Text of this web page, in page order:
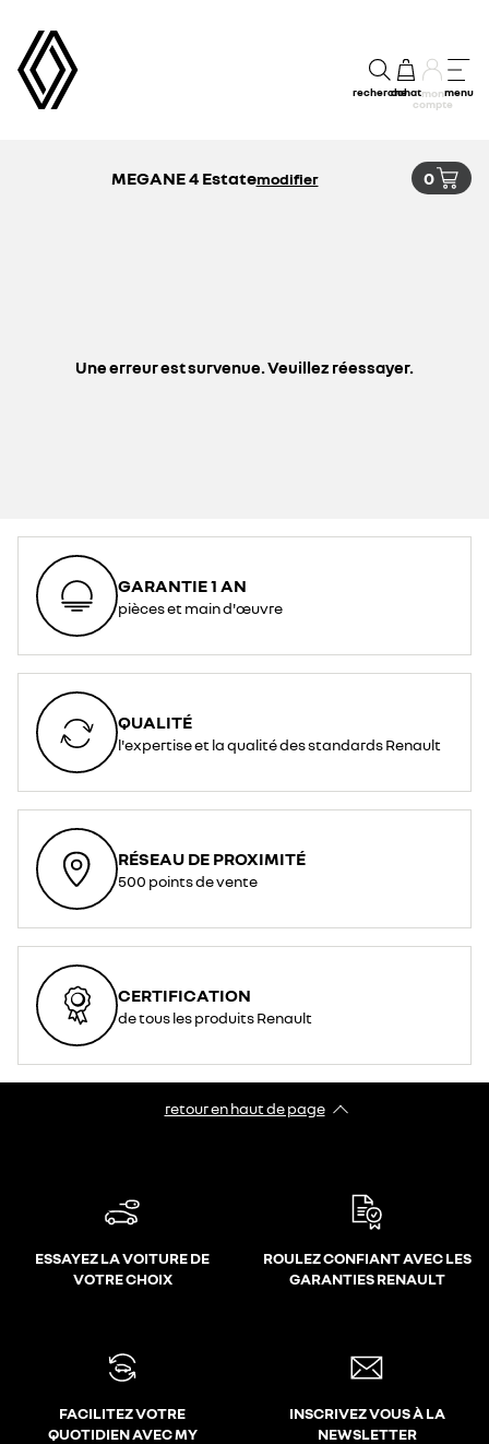
rechercheachatmon
compte
menu
MEGANE 4 Estatemodifier 0
Une erreur est survenue. Veuillez réessayer.
GARANTIE 1 AN
pièces et main d'œuvre
QUALITÉ
l'expertise et la qualité des standards Renault
RÉSEAU DE PROXIMITÉ
500 points de vente
CERTIFICATION
de tous les produits Renault
retour en haut de page​
ESSAYEZ LA VOITURE DE
VOTRE CHOIX
ROULEZ CONFIANT AVEC LES
GARANTIES RENAULT
FACILITEZ VOTRE
QUOTIDIEN AVEC MY
INSCRIVEZ VOUS À LA
NEWSLETTER